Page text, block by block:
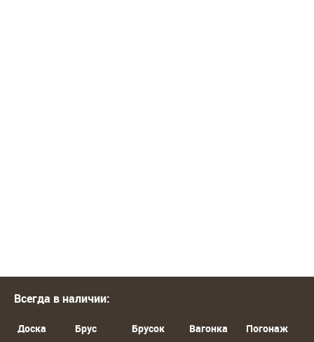
Всегда в наличии:
Доска Брус Брусок Вагонка
Погонаж